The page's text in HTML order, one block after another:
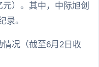
）。其中，中际旭创
录。
况（截至6月2日收